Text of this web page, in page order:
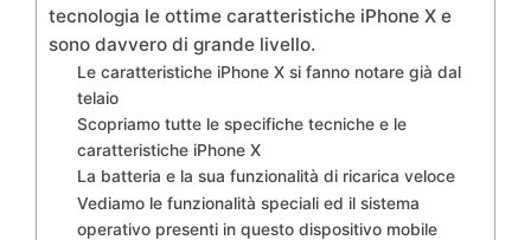
tecnologia le ottime caratteristiche iPhone X e
sono davvero di grande livello.
Le caratteristiche iPhone X si fanno notare già dal
telaio
Scopriamo tutte le specifiche tecniche e le
caratteristiche iPhone X
La batteria e la sua funzionalità di ricarica veloce
Vediamo le funzionalità speciali ed il sistema
operativo presenti in questo dispositivo mobile